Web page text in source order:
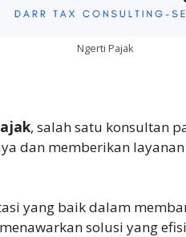
Ngerti Pajak
, salah satu konsultan
dan memberikan
yang baik dalam
solusi yang